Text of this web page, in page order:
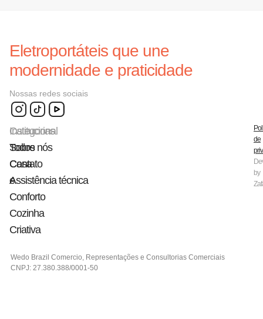
Eletroportáteis que une
modernidade e praticidade
Nossas redes sociais
Categorias
Todos
Casa
e
Conforto
Cozinha
Criativa
Institucional
Sobre nós
Contato
Assistência técnica
de
by
Wedo Brazil Comercio, Representações e Consultorias Comerciais
CNPJ: 27.380.388/0001-50